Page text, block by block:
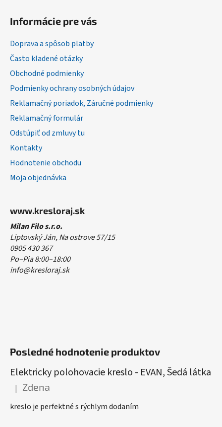
Informácie pre vás
Doprava a spôsob platby
Často kladené otázky
Obchodné podmienky
Podmienky ochrany osobných údajov
Reklamačný poriadok, Záručné podmienky
Reklamačný formulár
Odstúpiť od zmluvy tu
Kontakty
Hodnotenie obchodu
Moja objednávka
www.kresloraj.sk
Milan Filo s.r.o.
Liptovský Ján, Na ostrove 57/15
0905 430 367
Po–Pia 8:00–18:00
info@kresloraj.sk
Posledné hodnotenie produktov
Elektricky polohovacie kreslo - EVAN, Šedá látka
Hodnotenie produktu je 5 z 5 hviezdičiek.
| Zdena
kreslo je perfektné s rýchlym dodaním